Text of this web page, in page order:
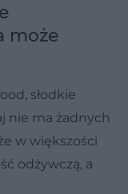
może
słodkie
nie ma żadnych
w większości
odżywczą, a